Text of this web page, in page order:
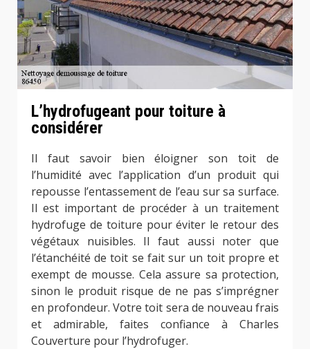
L’hydrofugeant pour toiture à
considérer
Il faut savoir bien éloigner son toit de
l’humidité avec l’application d’un produit qui
repousse l’entassement de l’eau sur sa surface.
Il est important de procéder à un traitement
hydrofuge de toiture pour éviter le retour des
végétaux nuisibles. Il faut aussi noter que
l’étanchéité de toit se fait sur un toit propre et
exempt de mousse. Cela assure sa protection,
sinon le produit risque de ne pas s’imprégner
en profondeur. Votre toit sera de nouveau frais
et admirable, faites confiance à Charles
Couverture pour l’hydrofuger.